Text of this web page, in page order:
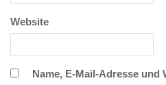
Website
Name, E-Mail-Adresse